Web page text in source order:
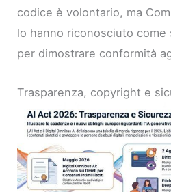
codice è volontario, ma
lo hanno riconosciuto
per dimostrare conformità
Trasparenza, copyright e